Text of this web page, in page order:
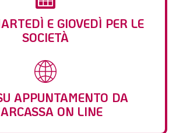
E GIOVEDÌ PER LE
SOCIETÀ
APPUNTAMENTO DA
ON LINE